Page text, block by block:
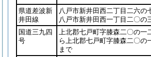
県道差波新
井田線
八戸市新井田西二丁目二六の
八戸市新井田西一丁目二〇の
国道三九四
号
上北郡七戸町字膝森二〇の一
ら上北郡七戸町字膝森二〇の
まで